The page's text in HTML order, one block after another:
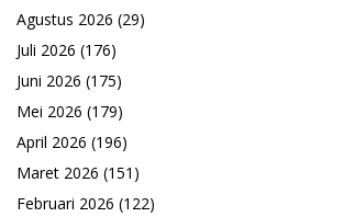
Agustus 2026 (29)
Juli 2026 (176)
Juni 2026 (175)
Mei 2026 (179)
April 2026 (196)
Maret 2026 (151)
Februari 2026 (122)